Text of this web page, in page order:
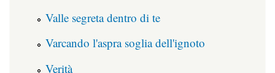
Valle segreta dentro di te
Varcando l'aspra soglia dell'ignoto
Verità